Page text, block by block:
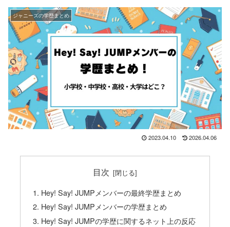
ジャニーズの学歴まとめ
2023.04.10 2026.04.06
目次
Hey! Say! JUMPメンバーの最終学歴まとめ
Hey! Say! JUMPメンバーの学歴まとめ
Hey! Say! JUMPの学歴に関するネット上の反応